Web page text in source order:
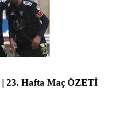
| 23. Hafta Maç ÖZETİ